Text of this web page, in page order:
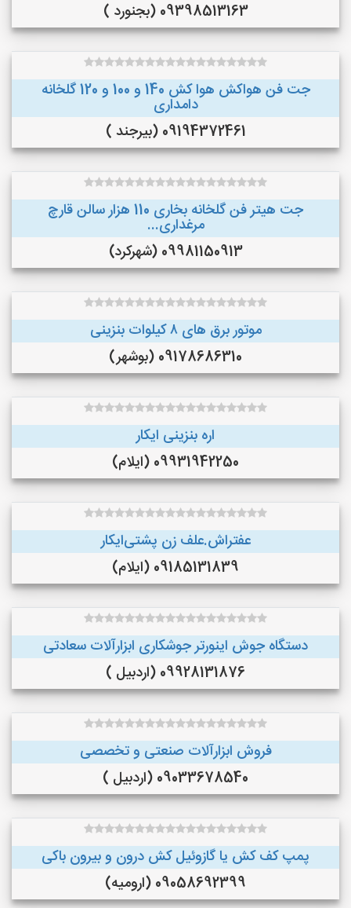
09398513163 (بجنورد )
جت فن هواکش هوا کش 140 و 100 و 120 گلخانه
دامداری
09194372461 (بیرجند )
جت هیتر فن گلخانه بخاری 110 هزار سالن قارچ
مرغداری...
09981150913 (شهرکرد)
موتور برق های ٨ کیلوات بنزینی
09178686310 (بوشهر)
اره بنزینی ایکار
09931942250 (ایلام)
عفتراش.علف زن پشتی‌ایکار
09185131839 (ایلام)
دستگاه جوش اینورتر جوشکاری ابزارآلات سعادتی
09928131876 (اردبیل )
فروش ابزارآلات صنعتی و تخصصی
09033678540 (اردبیل )
پمپ کف کش یا گازوئیل کش درون و بیرون باکی
09058692399 (ارومیه)